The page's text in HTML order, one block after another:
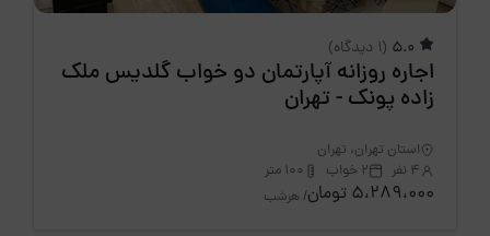
(1 دیدگاه)
اجاره روزانه آپارتمان دو خواب گلدیس ملک
زاده پونک - تهران
استان تهران، تهران
4 نفر
2 خواب 100 متر
5،289،000 تومان / هرشب